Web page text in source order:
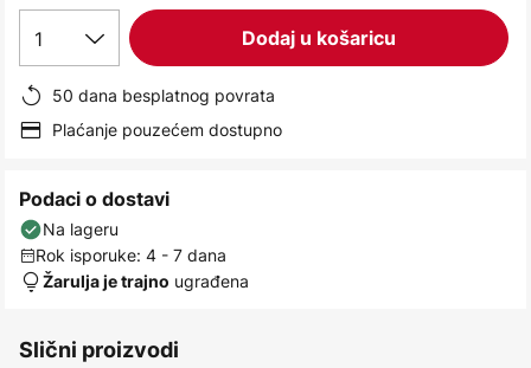
1 Dodaj u košaricu
50 dana besplatnog povrata
Plaćanje pouzećem dostupno
Podaci o dostavi
Na lageru
Rok isporuke: 4 - 7 dana
Žarulja je trajno ugrađena
Slični proizvodi